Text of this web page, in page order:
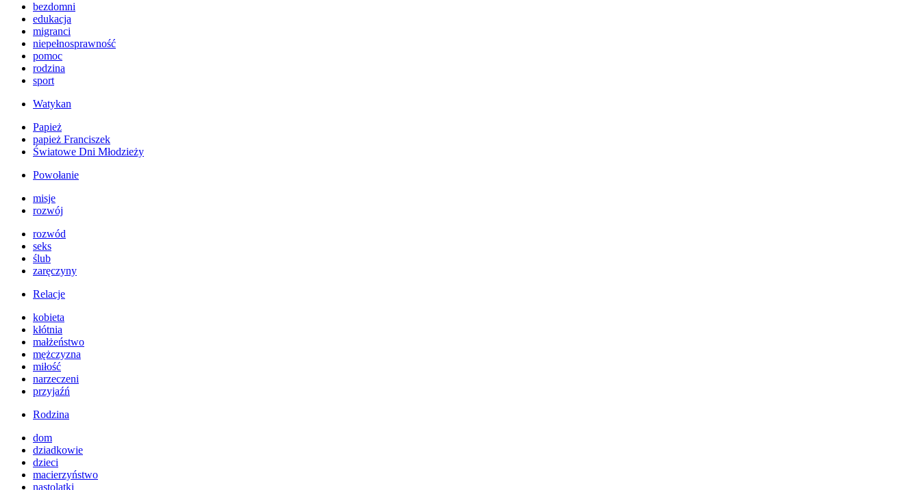
bezdomni
edukacja
migranci
niepełnosprawność
pomoc
rodzina
sport
Watykan
Papież
papież Franciszek
Światowe Dni Młodzieży
Powołanie
misje
rozwój
rozwód
seks
ślub
zaręczyny
Relacje
kobieta
kłótnia
małżeństwo
mężczyzna
miłość
narzeczeni
przyjaźń
Rodzina
dom
dziadkowie
dzieci
macierzyństwo
nastolatki